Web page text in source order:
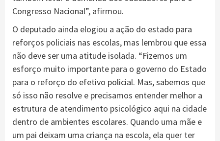
Congresso Nacional”, afirmou.
O deputado ainda elogiou a ação do estado para
reforços policiais nas escolas, mas lembrou que essa
não deve ser uma atitude isolada. “Fizemos um
esforço muito importante para o governo do Estado
para o reforço do efetivo policial. Mas, sabemos que
só isso não resolve e precisamos entender melhor a
estrutura de atendimento psicológico aqui na cidade
dentro de ambientes escolares. Quando uma mãe e
um pai deixam uma criança na escola, ela quer ter